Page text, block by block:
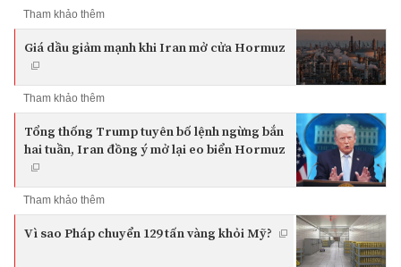
Tham khảo thêm
Giá dầu giảm mạnh khi Iran mở cửa Hormuz
Tham khảo thêm
Tổng thống Trump tuyên bố lệnh ngừng bắn
hai tuần, Iran đồng ý mở lại eo biển Hormuz
Tham khảo thêm
Vì sao Pháp chuyển 129 tấn vàng khỏi Mỹ?